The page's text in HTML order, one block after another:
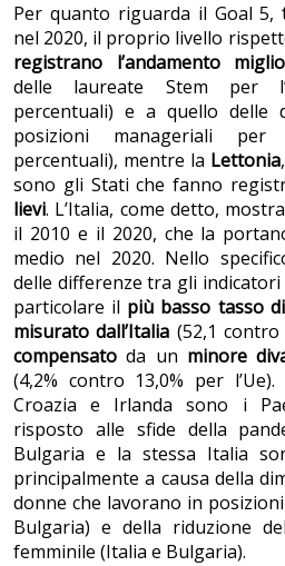
Per quanto riguarda il Goal 5,
nel 2020, il proprio livello
registrano l’andamento
delle laureate Stem per
percentuali) e a quello delle
posizioni manageriali
percentuali), mentre la Lettonia
sono gli Stati che fanno
lievi. L’Italia, come detto,
il 2010 e il 2020, che la
medio nel 2020. Nello
delle differenze tra gli
particolare il più basso tasso
misurato dall’Italia (52,1 contro
compensatoda un minore
(4,2% contro 13,0% per
Croazia e Irlanda sono i
risposto alle sfide della
Bulgaria e la stessa Italia
principalmente a causa della
donne che lavorano in
Bulgaria) e della riduzione
femminile (Italia e Bulgaria).